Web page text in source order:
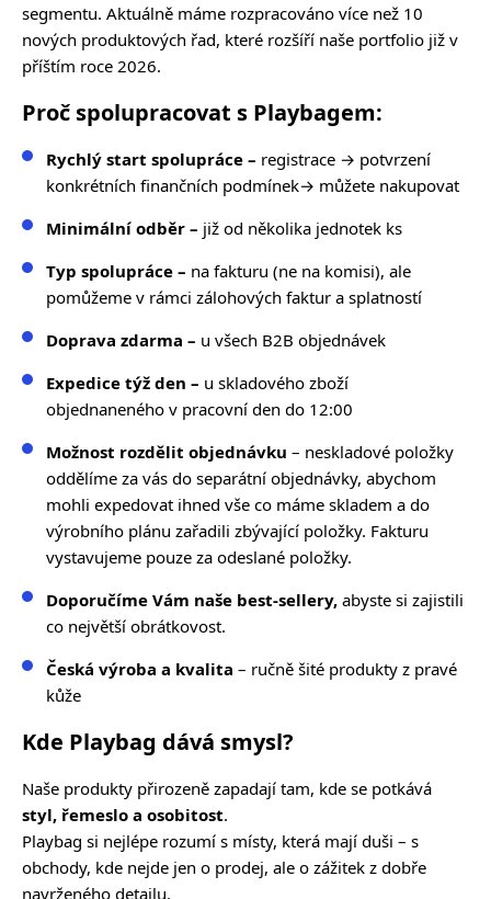
segmentu. Aktuálně máme rozpracováno více než 10
nových produktových řad, které rozšíří naše portfolio již v
příštím roce 2026.
Proč spolupracovat s Playbagem:
Rychlý start spolupráce – registrace → potvrzení
konkrétních finančních podmínek→ můžete nakupovat
Minimální odběr – již od několika jednotek ks
Typ spolupráce – na fakturu (ne na komisi), ale
pomůžeme v rámci zálohových faktur a splatností
Doprava zdarma – u všech B2B objednávek
Expedice týž den – u skladového zboží
objednaneného v pracovní den do 12:00
Možnost rozdělit objednávku – neskladové položky
oddělíme za vás do separátní objednávky, abychom
mohli expedovat ihned vše co máme skladem a do
výrobního plánu zařadili zbývající položky. Fakturu
vystavujeme pouze za odeslané položky.
Doporučíme Vám naše best-sellery, abyste si zajistili
co největší obrátkovost.
Česká výroba a kvalita – ručně šité produkty z pravé
kůže
Kde Playbag dává smysl?
Naše produkty přirozeně zapadají tam, kde se potkává
styl, řemeslo a osobitost.
Playbag si nejlépe rozumí s místy, která mají duši – s
obchody, kde nejde jen o prodej, ale o zážitek z dobře
navrženého detailu.